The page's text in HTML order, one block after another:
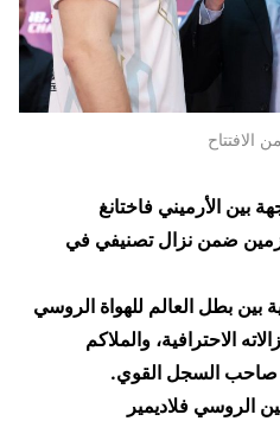
الافتتاح
بين الأرميني فاختانغ
ضمن نزال تصنيفي في
بطل العالم للهواة الروسي
الاحترافية، والملاكم
صاحب السجل القوي.
الروسي فلاديمير